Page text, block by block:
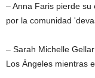
– Anna Faris pierde su
por la comunidad
– Sarah Michelle
Los Ángeles mientras